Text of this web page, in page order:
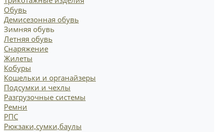
Обувь
Демисезонная обувь
Зимняя обувь
Летняя обувь
Снаряжение
Жилеты
Кобуры
Кошельки и органайзеры
Подсумки и чехлы
Разгрузочные системы
Ремни
РПС
Рюкзаки,сумки,баулы